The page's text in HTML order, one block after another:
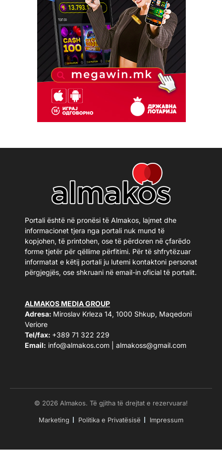
Portali është në pronësi të Almakos, lajmet dhe
informacionet tjera nga portali nuk mund të
kopjohen, të printohen, ose të përdoren në çfarëdo
forme tjetër për qëllime përfitimi. Për të shfrytëzuar
informatat e këtij portali ju lutemi kontaktoni personat
përgjegjës, ose shkruani në email-in oficial të portalit.
ALMAKOS MEDIA GROUP
Adresa: Miroslav Krleza 14, 1000 Shkup, Maqedoni
Veriore
Tel/fax: +389 71 322 229
Email: info@almakos.com almakoss@gmail.com
© 2026 Almakos. Të gjitha të drejtat e rezervuara!
Marketing Politika e Privatësisë Impressum